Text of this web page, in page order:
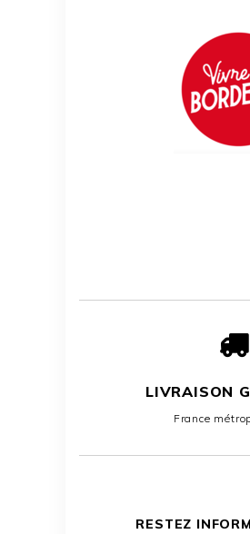
LIVRAISON
France
RESTEZ